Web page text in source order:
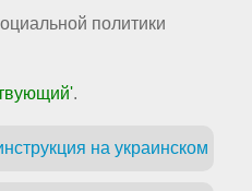
политики
.
на украинском